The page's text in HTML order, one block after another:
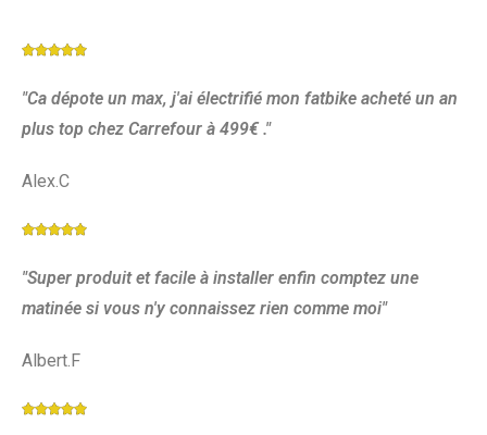

"Ca dépote un max, j'ai électrifié mon fatbike acheté un an
plus top chez Carrefour à 499€ ."
Alex.C

"Super produit et facile à installer enfin comptez une
matinée si vous n'y connaissez rien comme moi"
Albert.F
